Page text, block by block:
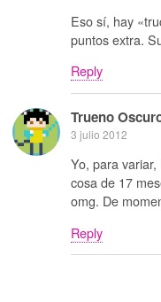
Eso sí, hay
puntos extra.
Reply
Trueno
3 julio 2012
Yo, para
cosa de 17
omg. De
Reply